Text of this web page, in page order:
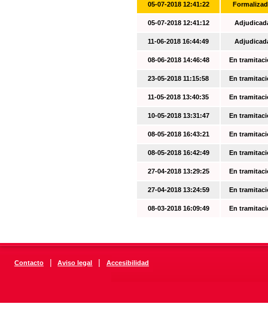
05-07-2018 12:41:22
05-07-2018 12:41:12
11-06-2018 16:44:49
08-06-2018 14:46:48 En
23-05-2018 11:15:58 En
11-05-2018 13:40:35 En
10-05-2018 13:31:47 En
08-05-2018 16:43:21 En
08-05-2018 16:42:49 En
27-04-2018 13:29:25 En
27-04-2018 13:24:59 En
08-03-2018 16:09:49 En
Contacto | Aviso legal | Accesibilidad